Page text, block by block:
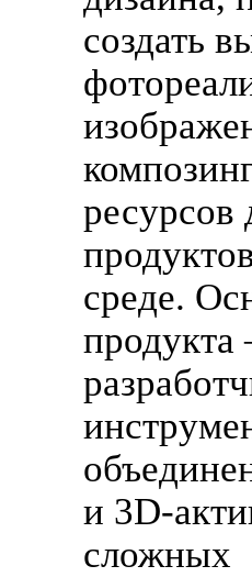
создать
ресурсов
среде.
и 3D-
сложных